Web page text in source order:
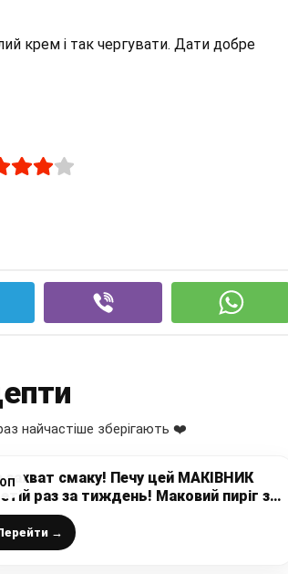
крем і так чергувати. Дати добре
найчастіше зберігають ❤️
захват смаку! Печу цей МАКІВНИК
раз за тиждень! Маковий пиріг за
улюбленої закарпатської
→